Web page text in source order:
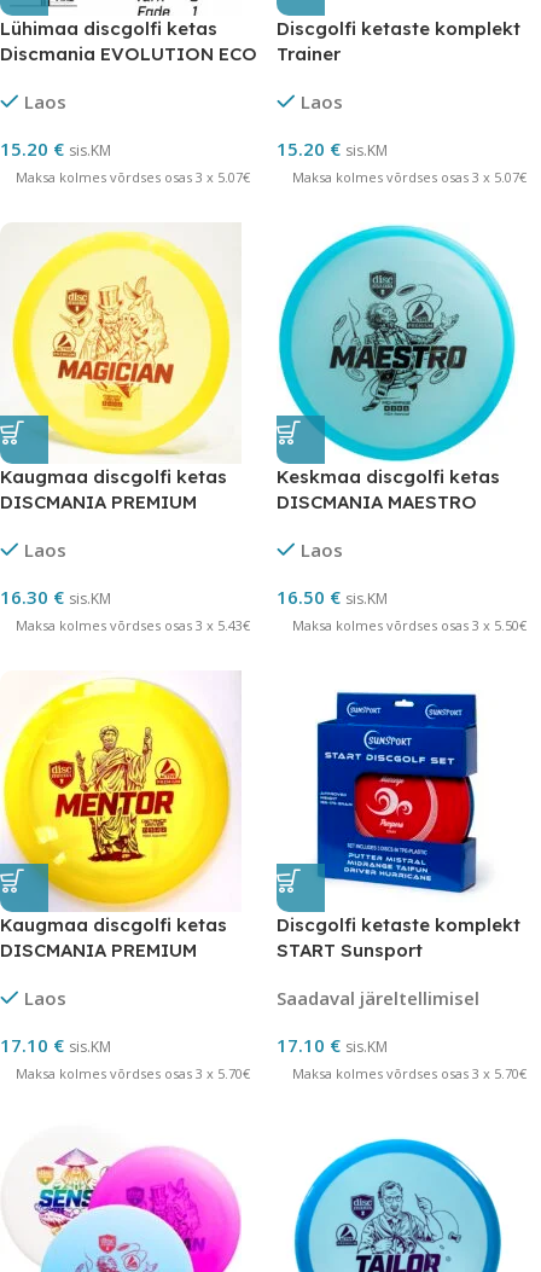
Lühimaa discgolfi ketas
Discmania EVOLUTION ECO
Laos
15.20 € sis.KM
Maksa kolmes võrdses osas 3 x 5.07€
Discgolfi ketaste komplekt
Trainer
Laos
15.20 € sis.KM
Maksa kolmes võrdses osas 3 x 5.07€
Kaugmaa discgolfi ketas
DISCMANIA PREMIUM
Laos
16.30 € sis.KM
Maksa kolmes võrdses osas 3 x 5.43€
Keskmaa discgolfi ketas
DISCMANIA MAESTRO
Laos
16.50 € sis.KM
Maksa kolmes võrdses osas 3 x 5.50€
Kaugmaa discgolfi ketas
DISCMANIA PREMIUM
Laos
17.10 € sis.KM
Maksa kolmes võrdses osas 3 x 5.70€
Discgolfi ketaste komplekt
START Sunsport
Saadaval järeltellimisel
17.10 € sis.KM
Maksa kolmes võrdses osas 3 x 5.70€